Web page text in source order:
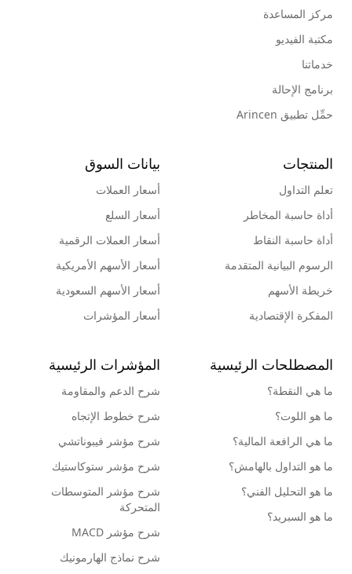
مركز المساعدة
مكتبة الفيديو
خدماتنا
برنامج الإحالة
حمِّل تطبيق Arincen
المنتجات
تعلم التداول
أداة حاسبة المخاطر
أداة حاسبة النقاط
الرسوم البيانية المتقدمة
خريطة الأسهم
المفكرة الإقتصادية
بيانات السوق
أسعار العملات
أسعار السلع
أسعار العملات الرقمية
أسعار الأسهم الأمريكية
أسعار الأسهم السعودية
أسعار المؤشرات
المصطلحات الرئيسية
ما هي النقطة؟
ما هو اللوت؟
ما هي الرافعة المالية؟
ما هو التداول بالهامش؟
ما هو التحليل الفني؟
ما هو السبريد؟
المؤشرات الرئيسية
شرح الدعم والمقاومة
شرح خطوط الإتجاه
شرح مؤشر فيبوناتشي
شرح مؤشر ستوكاستيك
شرح مؤشر المتوسطات
المتحركة
شرح مؤشر MACD
شرح نماذج الهارمونيك